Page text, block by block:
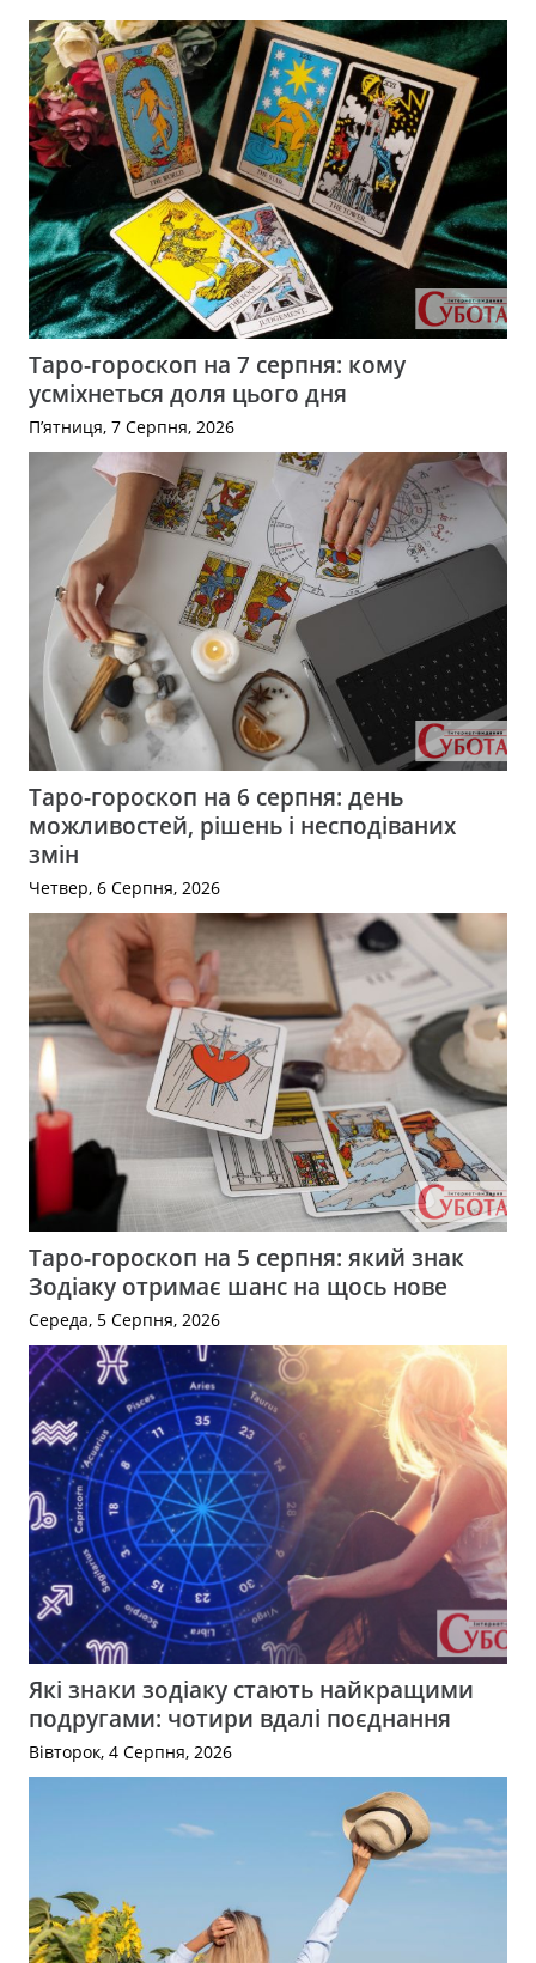
Таро-гороскоп на 7 серпня: кому
усміхнеться доля цього дня
П’ятниця, 7 Серпня, 2026
Таро-гороскоп на 6 серпня: день
можливостей, рішень і несподіваних
змін
Четвер, 6 Серпня, 2026
Таро-гороскоп на 5 серпня: який знак
Зодіаку отримає шанс на щось нове
Середа, 5 Серпня, 2026
Які знаки зодіаку стають найкращими
подругами: чотири вдалі поєднання
Вівторок, 4 Серпня, 2026